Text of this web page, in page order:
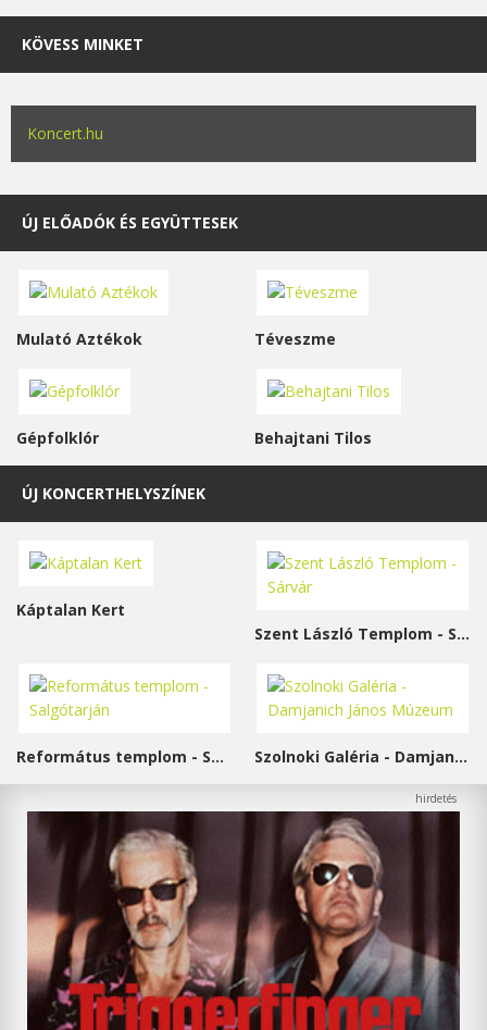
KÖVESS MINKET
Koncert.hu
ÚJ ELŐADÓK ÉS EGYÜTTESEK
Mulató Aztékok Téveszme
Gépfolklór Behajtani Tilos
ÚJ KONCERTHELYSZÍNEK
Káptalan Kert
Szent László Templom - Sárvár
Református templom - Salgótarján Szolnoki Galéria - Damjanich János Múzeum